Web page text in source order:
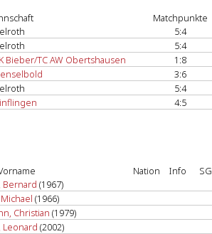
Matchpunkte
5:4
5:4
Bieber/TC AW Obertshausen 1:8
3:6
5:4
4:5
Nation Info SG
Bernard (1967)
(1966)
Christian (1979)
Leonard (2002)